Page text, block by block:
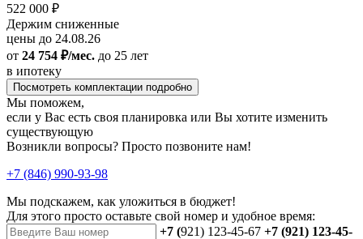
522 000 ₽
Держим сниженные
цены до 24.08.26
от 24 754 ₽/мес. до 25 лет
в ипотеку
Посмотреть комплектации подробно
Мы поможем,
если у Вас есть своя планировка или Вы хотите изменить
существующую
Возникли вопросы? Просто позвоните нам!
+7 (846) 990-93-98
Мы подскажем, как уложиться в бюджет!
Для этого просто оставьте свой номер и удобное время:
+7 (921) 123-45-67 +7 (921) 123-45-